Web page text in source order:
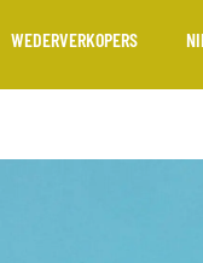
WEDERVERKOPERS